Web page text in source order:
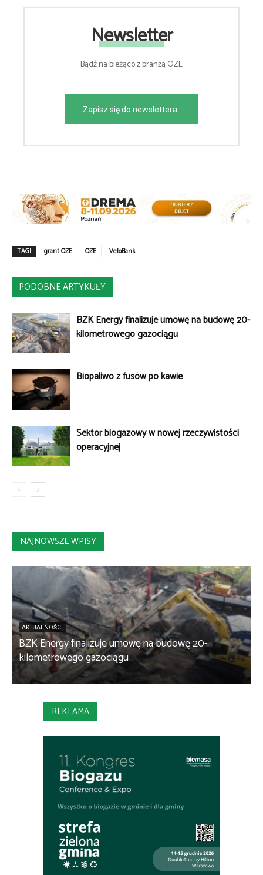
Newsletter
Bądź na bieżąco z branżą OZE
Zapisz się do newslettera
TAGI grant OZE OZE VeloBank
PODOBNE ARTYKUŁY
BZK Energy finalizuje umowę na budowę 20-
kilometrowego gazociągu
Biopaliwo z fusów po kawie
Sektor biogazowy w nowej rzeczywistości
operacyjnej
NAJNOWSZE WPISY
AKTUALNOŚCI
BZK Energy finalizuje umowę na budowę 20-
kilometrowego gazociągu
REKLAMA